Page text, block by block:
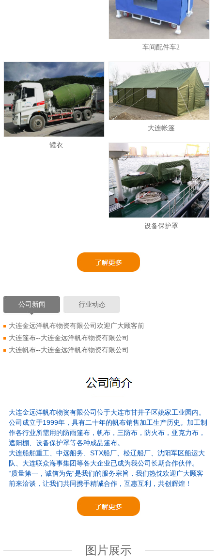
车间配件车2
罐衣
大连帐篷
设备保护罩
公司新闻 行业动态
大连金远洋帆布物资有限公司欢迎广大顾客前
大连篷布--大连金远洋帆布物资有限公司
大连帆布--大连金远洋帆布物资有限公司
大连金远洋帆布物资有限公司位于大连市甘井子区姚家工业园内。
公司成立于1999年，具有二十年的帆布销售加工生产历史。加工制
作各行业所需用的防雨篷布，帆布，三防布，防火布，亚克力布，
遮阳棚、设备保护罩等各种成品篷布。
大连船舶重工、中远船务、STX船厂、松辽船厂、沈阳军区船运大
队、大连联众海事集团等各大企业已成为我公司长期合作伙伴。
“质量第一，诚信为先“是我们的服务宗旨，我们热忱欢迎广大顾客
前来洽谈，让我们共同携手精诚合作，互惠互利，共创辉煌！
图片展示